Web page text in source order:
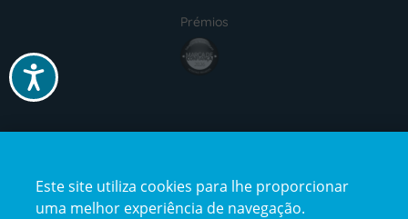
Acessibilidade
Prémios
Este site utiliza cookies para lhe proporcionar
uma melhor experiência de navegação.